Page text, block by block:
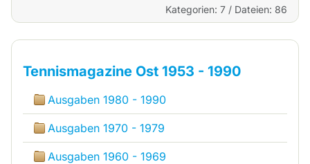
Kategorien: 7 / Dateien: 86
Tennismagazine Ost 1953 - 1990
Ausgaben 1980 - 1990
Ausgaben 1970 - 1979
Ausgaben 1960 - 1969